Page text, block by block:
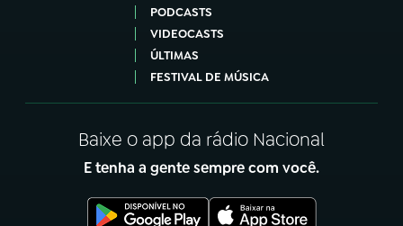
PODCASTS
VIDEOCASTS
ÚLTIMAS
FESTIVAL DE MÚSICA
Baixe o app da rádio Nacional
E tenha a gente sempre com você.